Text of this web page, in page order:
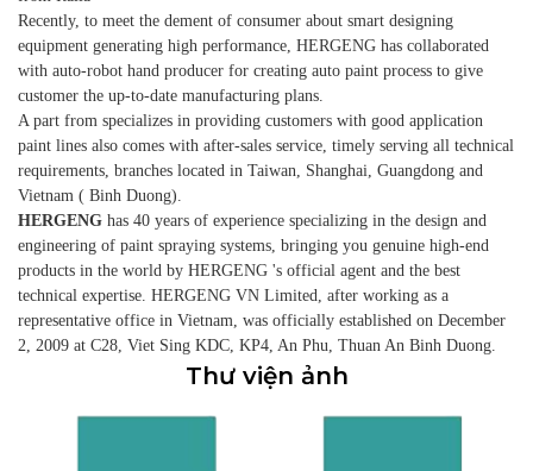
Recently, to meet the dement of consumer about smart designing
equipment generating high performance, HERGENG has collaborated
with auto-robot hand producer for creating auto paint process to give
customer the up-to-date manufacturing plans.
A part from specializes in providing customers with good application
paint lines also comes with after-sales service, timely serving all technical
requirements, branches located in Taiwan, Shanghai, Guangdong and
Vietnam ( Binh Duong).
HERGENG has 40 years of experience specializing in the design and
engineering of paint spraying systems, bringing you genuine high-end
products in the world by HERGENG 's official agent and the best
technical expertise. HERGENG VN Limited, after working as a
representative office in Vietnam, was officially established on December
2, 2009 at C28, Viet Sing KDC, KP4, An Phu, Thuan An Binh Duong.
Thư viện ảnh